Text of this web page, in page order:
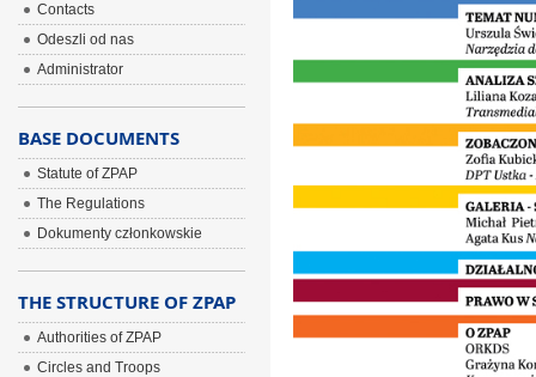
Contacts
Odeszli od nas
Administrator
BASE DOCUMENTS
Statute of ZPAP
The Regulations
Dokumenty członkowskie
THE STRUCTURE OF ZPAP
Authorities of ZPAP
Circles and Troops